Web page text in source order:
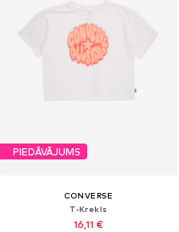
PIEDĀVĀJUMS
CONVERSE
T-Krekls
16,11 €